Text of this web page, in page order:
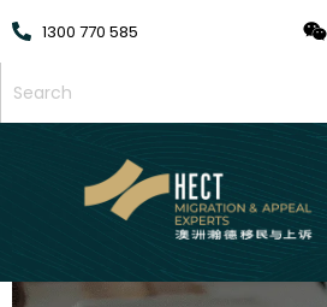
1300 770 585